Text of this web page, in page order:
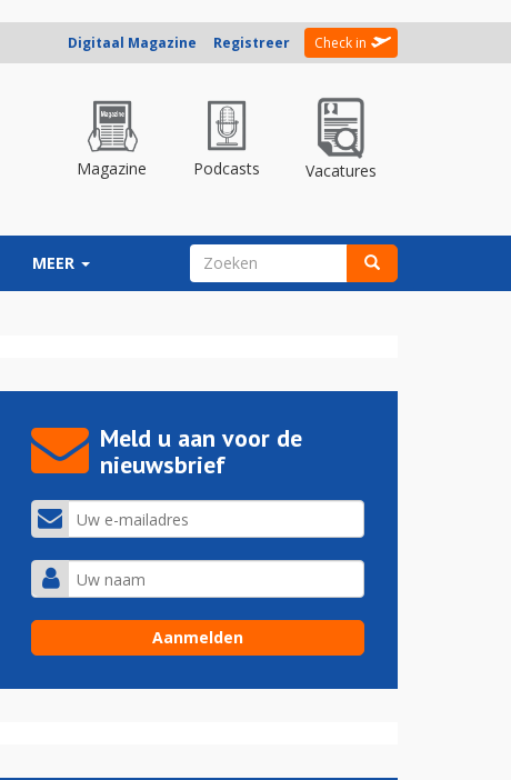
Digitaal Magazine Registreer Check in
Magazine Podcasts Vacatures
MEER ZOEKVELD
Meld u aan voor de
nieuwsbrief